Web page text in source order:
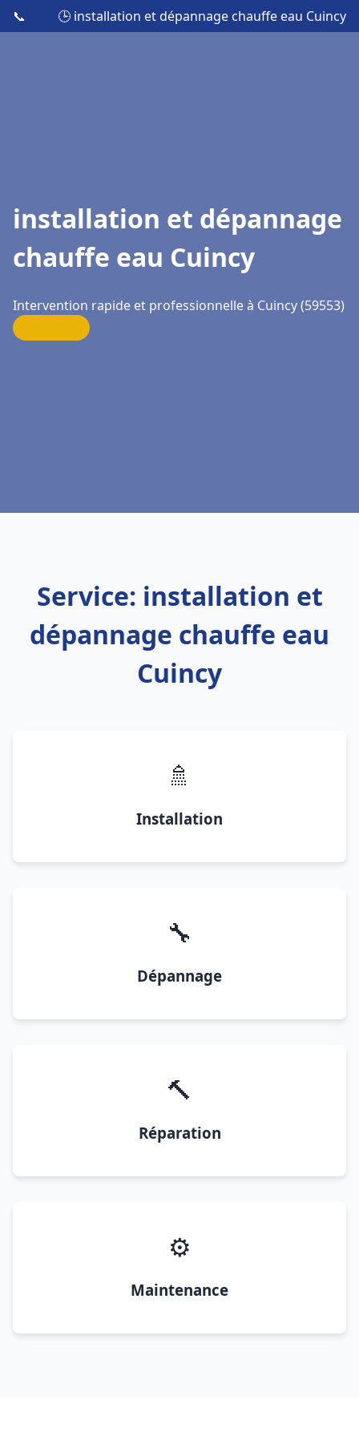
📞 🕒 installation et dépannage chauffe eau Cuincy
installation et dépannage
chauffe eau Cuincy
Intervention rapide et professionnelle à Cuincy (59553)
Service: installation et
dépannage chauffe eau
Cuincy
🚿
Installation
🔧
Dépannage
🔨
Réparation
⚙️
Maintenance